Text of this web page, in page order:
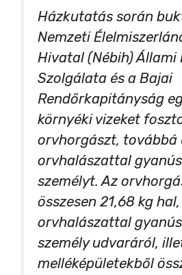
Házkutatás során
Nemzeti
Hivatal (Nébih) Állami
Szolgálata és a Bajai
Rendőrkapitányság
környéki vizeket
orvhorgászt, továbbá
orvhalászattal
személyt. Az
összesen 21,68 kg
orvhalászattal
személy udvaráról,
melléképületekből